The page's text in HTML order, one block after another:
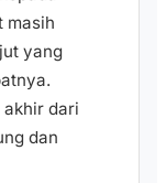
masih
yang
akhir dari
dan